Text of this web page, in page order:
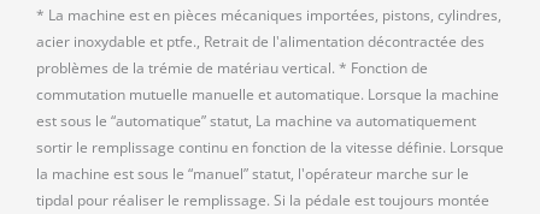
* La machine est en pièces mécaniques importées, pistons, cylindres,
acier inoxydable et ptfe., Retrait de l'alimentation décontractée des
problèmes de la trémie de matériau vertical. * Fonction de
commutation mutuelle manuelle et automatique. Lorsque la machine
est sous le “automatique” statut, La machine va automatiquement
sortir le remplissage continu en fonction de la vitesse définie. Lorsque
la machine est sous le “manuel” statut, l'opérateur marche sur le
tipdal pour réaliser le remplissage. Si la pédale est toujours montée